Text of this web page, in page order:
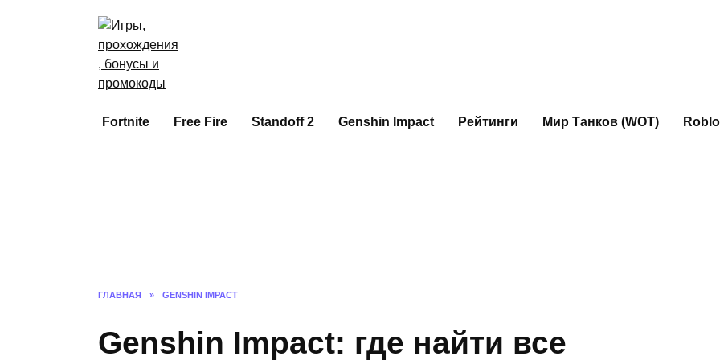
Fortnite Free Fire Standoff 2 Genshin Impact Рейтинги Мир Танков (WOT)
ГЛАВНАЯ » GENSHIN IMPACT
Genshin Impact: где найти все